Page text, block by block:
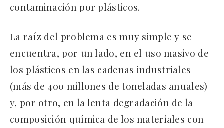
contaminación por plásticos.
La raíz del problema es muy simple y se
encuentra, por un lado, en el uso masivo de
los plásticos en las cadenas industriales
(más de 400 millones de toneladas anuales)
y, por otro, en la lenta degradación de la
composición química de los materiales con